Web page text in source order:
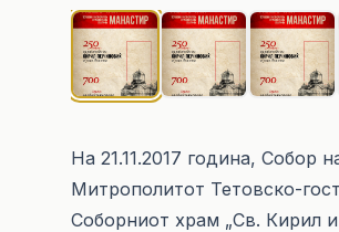
На 21.11.2017 година, Собор
Митрополитот Тетовско-
Соборниот храм „Св. Кирил